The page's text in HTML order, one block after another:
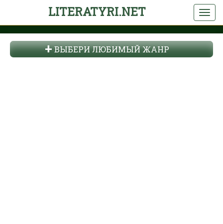
LITERATYRI.NET
ВЫБЕРИ ЛЮБИМЫЙ ЖАНР